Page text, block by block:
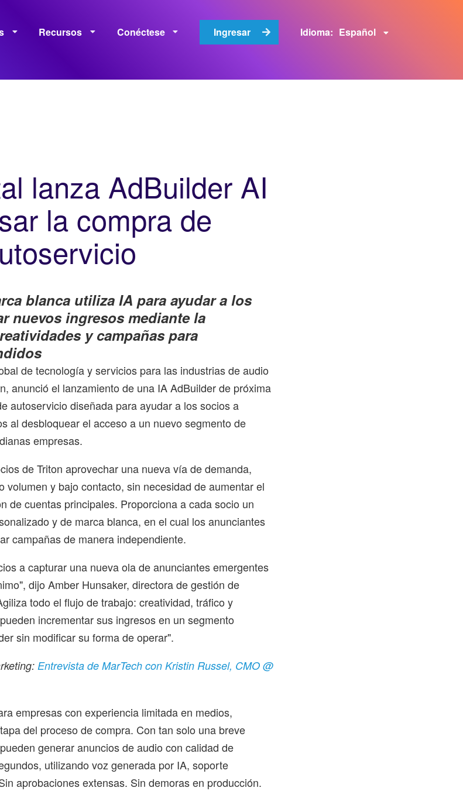
Recursos Conéctese Ingresar Idioma: Español
lanza AdBuilder AI
la compra de
blanca utiliza IA para ayudar a los
nuevos ingresos mediante la
y campañas para
de tecnología y servicios para las industrias de audio
anunció el lanzamiento de una IA AdBuilder de próxima
autoservicio diseñada para ayudar a los socios a
al desbloquear el acceso a un nuevo segmento de
empresas.
de Triton aprovechar una nueva vía de demanda,
volumen y bajo contacto, sin necesidad de aumentar el
de cuentas principales. Proporciona a cada socio un
y de marca blanca, en el cual los anunciantes
campañas de manera independiente.
a capturar una nueva ola de anunciantes emergentes
dijo Amber Hunsaker, directora de gestión de
todo el flujo de trabajo: creatividad, tráfico y
incrementar sus ingresos en un segmento
sin modificar su forma de operar".
Entrevista de MarTech con Kristin Russel, CMO @
empresas con experiencia limitada en medios,
del proceso de compra. Con tan solo una breve
generar anuncios de audio con calidad de
utilizando voz generada por IA, soporte
aprobaciones extensas. Sin demoras en producción.